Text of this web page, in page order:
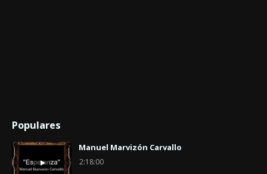
Populares
Manuel Marvizón Carvallo
2:18:00